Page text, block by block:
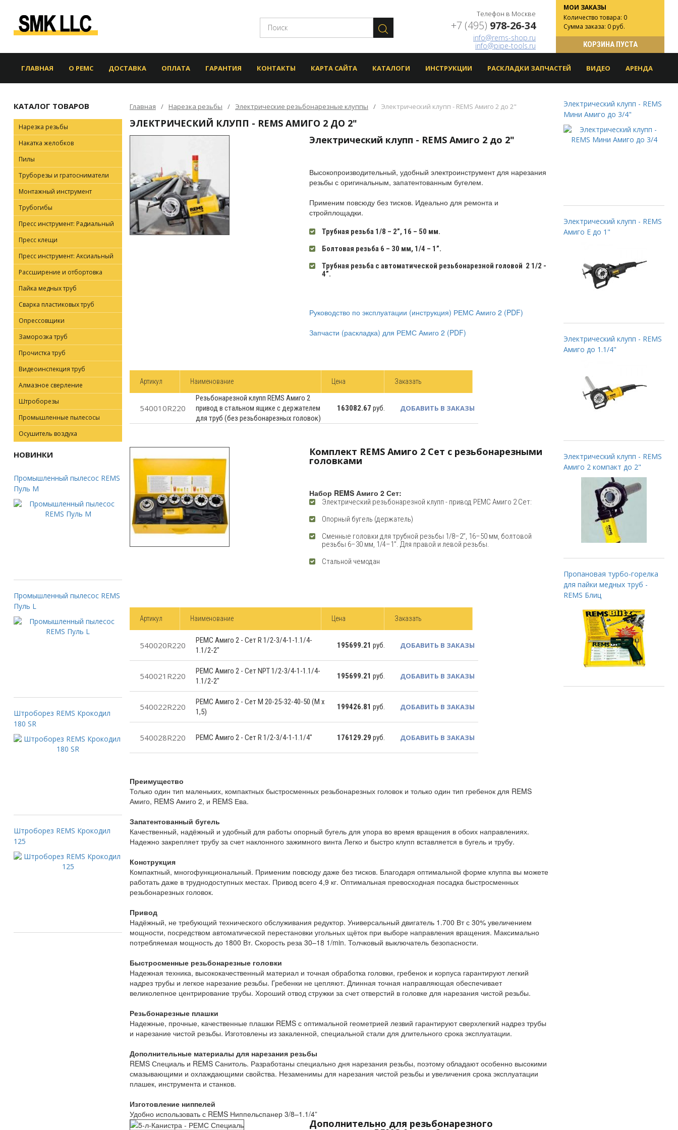
МОИ ЗАКАЗЫ
Количество товара: 0
Сумма заказа: 0 руб.
КОРЗИНА ПУСТА
Телефон в Москве
+7 (495) 978-26-34
info@rems-shop.ru
info@pipe-tools.ru
ГЛАВНАЯ О РЕМС ДОСТАВКА ОПЛАТА ГАРАНТИЯ КОНТАКТЫ КАРТА САЙТА КАТАЛОГИ ИНСТРУКЦИИ РАСКЛАДКИ ЗАПЧАСТЕЙ ВИДЕО АРЕНДА
КАТАЛОГ ТОВАРОВ
Нарезка резьбы
Накатка желобков
Пилы
Труборезы и гратосниматели
Монтажный инструмент
Трубогибы
Пресс инструмент: Радиальный
Пресс клещи
Пресс инструмент: Аксиальный
Рассширение и отбортовка
Пайка медных труб
Сварка пластиковых труб
Опрессовщики
Заморозка труб
Прочистка труб
Видеоинспекция труб
Алмазное сверление
Штроборезы
Промышленные пылесосы
Осушитель воздуха
НОВИНКИ
Промышленный пылесос REMS
Пуль M
Промышленный пылесос REMS
Пуль L
Штроборез REMS Крокодил
180 SR
Штроборез REMS Крокодил
125
Главная Нарезка резьбы Электрические резьбонарезные клуппы Электрический клупп - REMS Амиго 2 до 2"
ЭЛЕКТРИЧЕСКИЙ КЛУПП - REMS АМИГО 2 ДО 2"
Электрический клупп - REMS Амиго 2 до 2"
Высокопроизводительный, удобный электроинструмент для нарезания
резьбы с оригинальным, запатентованным бугелем.
Применим повсюду без тисков. Идеально для ремонта и
стройплощадки.
Трубная резьба 1/8 – 2”, 16 – 50 мм.
Болтовая резьба 6 – 30 мм, 1/4 – 1”.
Трубная резьба с автоматической резьбонарезной головой 2 1/2 -
4”.
Руководство по эксплуатации (инструкция) РЕМС Амиго 2 (PDF)
Запчасти (раскладка) для РЕМС Амиго 2 (PDF)
Артикул Наименование Цена Заказать
540010R220
Резьбонарезной клупп REMS Амиго 2
привод в стальном ящике с держателем
для труб (без резьбонарезных головок)
163082.67 руб. ДОБАВИТЬ В ЗАКАЗЫ
Комплект REMS Амиго 2 Сет с резьбонарезными
головками
Набор REMS Амиго 2 Сет:
Электрический резьбонарезной клупп - привод РЕМС Амиго 2 Сет:
Опорный бугель (держатель)
Сменные головки для трубной резьбы 1/8–2”, 16–50 мм, болтовой
резьбы 6–30 мм, 1/4–1”. Для правой и левой резьбы.
Стальной чемодан
Артикул Наименование Цена Заказать
540020R220
РЕМС Амиго 2 - Сет R 1/2-3/4-1-1.1/4-
1.1/2-2"
195699.21 руб. ДОБАВИТЬ В ЗАКАЗЫ
540021R220
РЕМС Амиго 2 - Сет NPT 1/2-3/4-1-1.1/4-
1.1/2-2"
195699.21 руб. ДОБАВИТЬ В ЗАКАЗЫ
540022R220
РЕМС Амиго 2 - Сет M 20-25-32-40-50 (M x
1,5)
199426.81 руб. ДОБАВИТЬ В ЗАКАЗЫ
540028R220 РЕМС Амиго 2 - Сет R 1/2-3/4-1-1.1/4" 176129.29 руб. ДОБАВИТЬ В ЗАКАЗЫ
Преимущество
Только один тип маленьких, компактных быстросменных резьбонарезных головок и только один тип гребенок для REMS
Амиго, REMS Амиго 2, и REMS Ева.
Запатентованный бугель
Качественный, надёжный и удобный для работы опорный бугель для упора во время вращения в обоих направлениях.
Надежно закрепляет трубу за счет наклонного зажимного винта Легко и быстро клупп вставляется в бугель и трубу.
Конструкция
Компактный, многофункциональный. Применим повсюду даже без тисков. Благодаря оптимальной форме клуппа вы можете
работать даже в труднодоступных местах. Привод всего 4,9 кг. Оптимальная превосходная посадка быстросменных
резьбонарезных головок.
Привод
Надёжный, не требующий технического обслуживания редуктор. Универсальный двигатель 1.700 Вт с 30% увеличением
мощности, посредством автоматической перестановки угольных щёток при выборе направления вращения. Максимально
потребляемая мощность до 1800 Вт. Скорость реза 30–18 1/min. Толчковый выключатель безопасности.
Быстросменные резьбонарезные головки
Надежная техника, высококачественный материал и точная обработка головки, гребенок и корпуса гарантируют легкий
надрез трубы и легкое нарезание резьбы. Гребенки не цепляют. Длинная точная направляющая обеспечивает
великолепное центрирование трубы. Хороший отвод стружки за счет отверстий в головке для нарезания чистой резьбы.
Резьбонарезные плашки
Надежные, прочные, качественные плашки REMS с оптимальной геометрией лезвий гарантируют сверхлегкий надрез трубы
и нарезание чистой резьбы. Изготовлены из закаленной, специальной стали для длительного срока эксплуатации.
Дополнительные материалы для нарезания резьбы
REMS Специаль и REMS Санитоль. Разработаны специально дня нарезания резьбы, поэтому обладают особенно высокими
смазывающими и охлаждающими свойства. Незаменимы для нарезания чистой резьбы и увеличения срока эксплуатации
плашек, инструмента и станков.
Изготовление ниппелей
Удобно использовать с REMS Ниппельспанер 3/8–1.1/4”
Дополнительно для резьбонарезного
Электрический клупп - REMS
Мини Амиго до 3/4"
Электрический клупп - REMS
Амиго E до 1"
Электрический клупп - REMS
Амиго до 1.1/4"
Электрический клупп - REMS
Амиго 2 компакт до 2"
Пропановая турбо-горелка
для пайки медных труб -
REMS Блиц